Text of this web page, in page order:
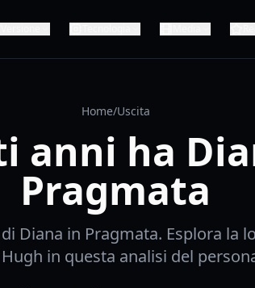
Home/Uscita
anni ha
Pragmata
Diana in Pragmata. Esplora la
in questa analisi del